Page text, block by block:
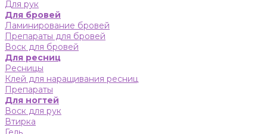
Для рук
Для бровей
Ламинирование бровей
Препараты для бровей
Воск для бровей
Для ресниц
Ресницы
Клей для наращивания ресниц
Препараты
Для ногтей
Воск для рук
Втирка